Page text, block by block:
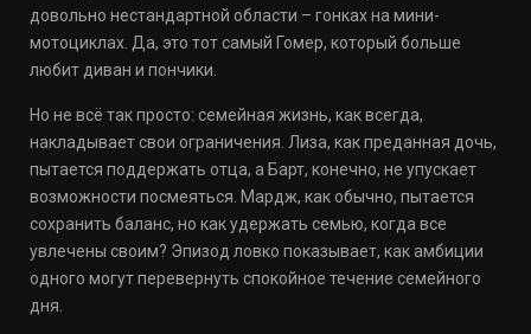
довольно нестандартной области – гонках на мини-
мотоциклах. Да, это тот самый Гомер, который больше
любит диван и пончики.
Но не всё так просто: семейная жизнь, как всегда,
накладывает свои ограничения. Лиза, как преданная дочь,
пытается поддержать отца, а Барт, конечно, не упускает
возможности посмеяться. Мардж, как обычно, пытается
сохранить баланс, но как удержать семью, когда все
увлечены своим? Эпизод ловко показывает, как амбиции
одного могут перевернуть спокойное течение семейного
дня.